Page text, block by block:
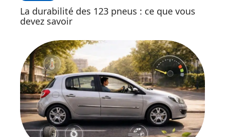
La durabilité des 123 pneus : ce que vous
devez savoir